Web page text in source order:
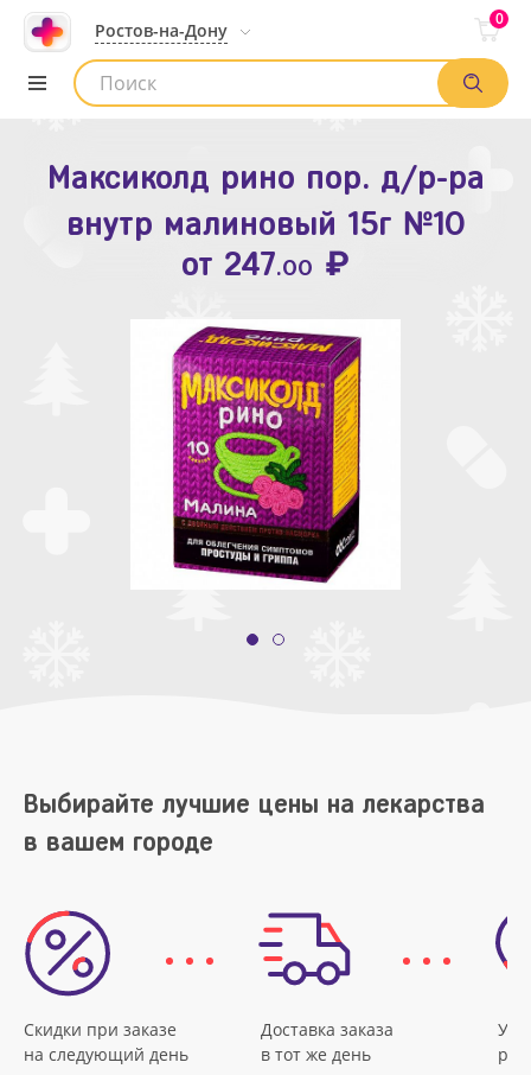
Ростов-на-Дону
0
Список аптек
Максиколд рино пор. д/р-ра
внутр малиновый 15г №10
от 247.00 ₽
Зодак таб. п.п.о. 10мг №10
от109.80 ₽
Выбирайте лучшие цены на лекарства
в вашем городе
Скидки при заказе
на следующий день
Доставка заказа
в тот же день